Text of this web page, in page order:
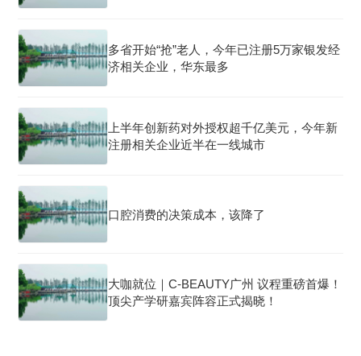
多省开始“抢”老人，今年已注册5万家银发经
济相关企业，华东最多
上半年创新药对外授权超千亿美元，今年新
注册相关企业近半在一线城市
口腔消费的决策成本，该降了
大咖就位｜C-BEAUTY广州 议程重磅首爆！
顶尖产学研嘉宾阵容正式揭晓！